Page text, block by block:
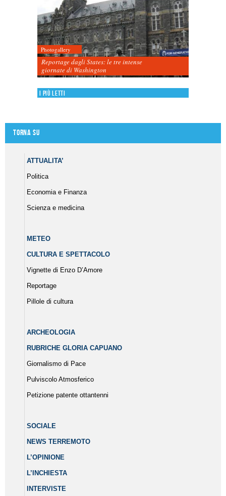
Photogallery
Reportage dagli States: le tre intense
giornate di Washington
I più letti
Torna su
ATTUALITA’
Politica
Economia e Finanza
Scienza e medicina
METEO
CULTURA E SPETTACOLO
Vignette di Enzo D’Amore
Reportage
Pillole di cultura
ARCHEOLOGIA
RUBRICHE GLORIA CAPUANO
Giornalismo di Pace
Pulviscolo Atmosferico
Petizione patente ottantenni
SOCIALE
NEWS TERREMOTO
L’OPINIONE
L’INCHIESTA
INTERVISTE